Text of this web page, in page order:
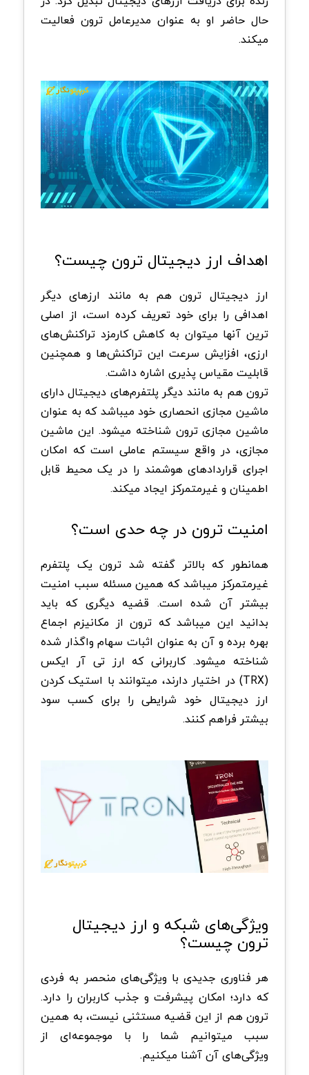
حال حاضر او به عنوان مدیرعامل ترون فعالیت
میکند.
اهداف ارز دیجیتال ترون چیست؟
ارز دیجیتال ترون هم به مانند ارزهای دیگر
اهدافی را برای خود تعریف کرده است، از اصلی
ترین آنها میتوان به کاهش کارمزد تراکنش‌های
ارزی، افزایش سرعت این تراکنش‌ها و همچنین
قابلیت مقیاس پذیری اشاره داشت.
ترون هم به مانند دیگر پلتفرم‌های دیجیتال دارای
ماشین مجازی انحصاری خود میباشد که به عنوان
ماشین مجازی ترون شناخته میشود. این ماشین
مجازی، در واقع سیستم عاملی است که امکان
اجرای قراردادهای هوشمند را در یک محیط قابل
اطمینان و غیرمتمرکز ایجاد میکند.
امنیت ترون در چه حدی است؟
همانطور که بالاتر گفته شد ترون یک پلتفرم
غیرمتمرکز میباشد که همین مسئله سبب امنیت
بیشتر آن شده است. قضیه دیگری که باید
بدانید این میباشد که ترون از مکانیزم اجماع
بهره برده و آن به عنوان اثبات سهام واگذار شده
شناخته میشود. کاربرانی که ارز تی آر ایکس
(TRX) در اختیار دارند، میتوانند با استیک کردن
ارز دیجیتال خود شرایطی را برای کسب سود
بیشتر فراهم کنند.
ویژگی‌های شبکه و ارز دیجیتال
ترون چیست؟
هر فناوری جدیدی با ویژگی‌های منحصر به فردی
که دارد؛ امکان پیشرفت و جذب کاربران را دارد.
ترون هم از این قضیه مستثنی نیست، به همین
سبب میتوانیم شما را با موجموعه‌ای از
ویژگی‌های آن آشنا میکنیم.